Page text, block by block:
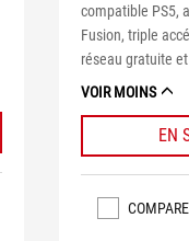
compatible PS5,
Fusion, triple
réseau gratuite
VOIR MOINS
EN